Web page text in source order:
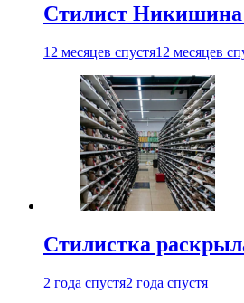
Стилист Никишина
12 месяцев спустя12 месяцев
Стилистка
2 года спустя2 года спустя